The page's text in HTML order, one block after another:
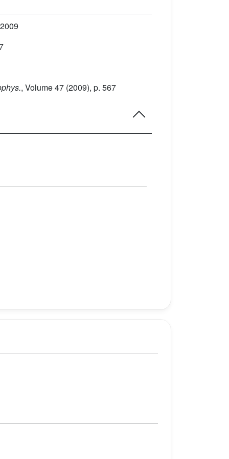
, Volume 47 (2009), p. 567